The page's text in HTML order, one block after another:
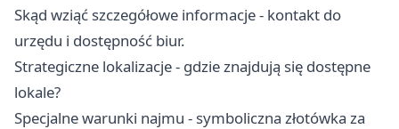
Skąd wziąć szczegółowe informacje - kontakt do
urzędu i dostępność biur.
Strategiczne lokalizacje - gdzie znajdują się dostępne
lokale?
Specjalne warunki najmu - symboliczna złotówka za